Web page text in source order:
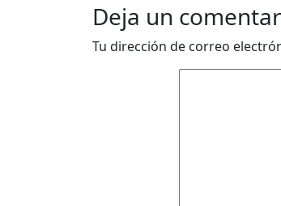
Deja un
Tu dirección de correo